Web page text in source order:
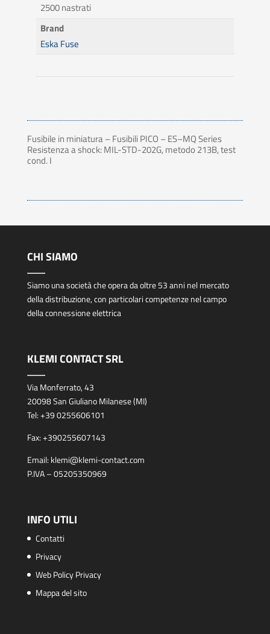
2500 nastrati
Brand
Eska Fuse
Fusibile in miniatura – Fusibili PICO – ES–MQ Series
Resistenza a shock: MIL-STD-202G, metodo 213B, test
cond. I
CHI SIAMO
Siamo una società che opera da oltre 53 anni nel mercato
della distribuzione, con particolari competenze nel campo
della connessione elettrica
KLEMI CONTACT SRL
Via Monferrato, 43
20098 San Giuliano Milanese (MI)
Tel:+39 0255606101
Fax:+390255607143
Email: klemi@klemi-contact.com
P.IVA – 05205350969
INFO UTILI
Contatti
Privacy
Web Policy Privacy
Mappa del sito